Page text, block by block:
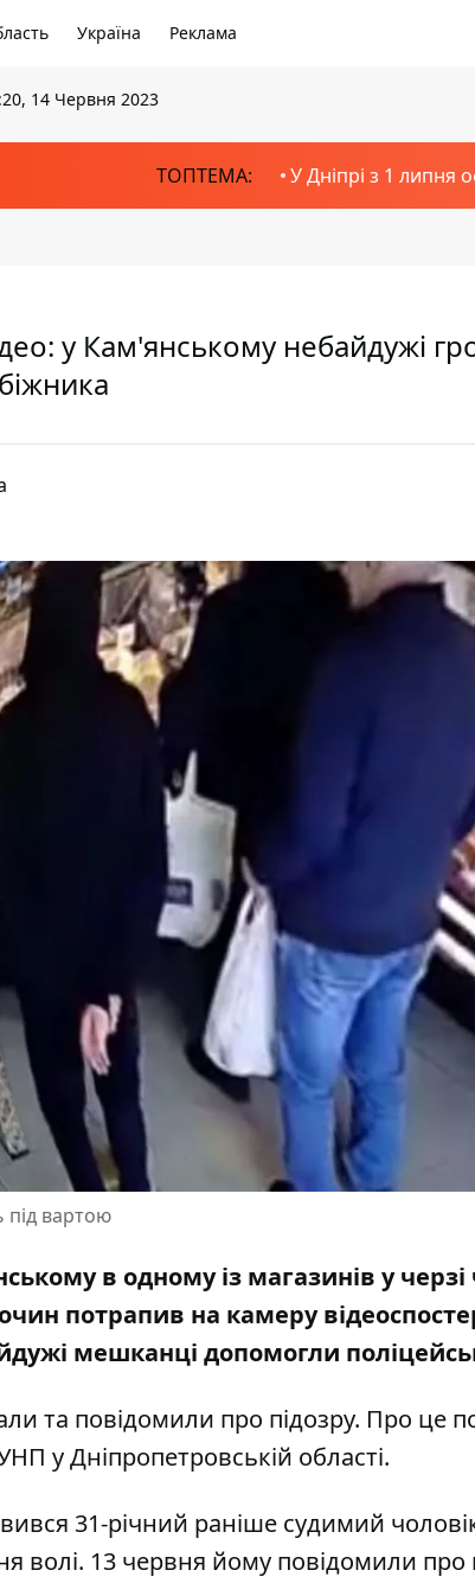
Україна Реклама
14 Червня 2023
ТОПТЕМА: У Дніпрі з 1 липня
у Кам'янському небайдужі
під вартою
в одному із магазинів у
потрапив на камеру
мешканці допомогли
та повідомили про підозру. Про це
у Дніпропетровській області.
31-річний раніше судимий
волі. 13 червня йому повідомили про